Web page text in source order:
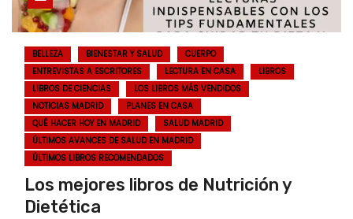
BELLEZA BIENESTAR Y SALUD
CUERPO
ENTREVISTAS A ESCRITORES
LECTURA EN CASA
LIBROS
LIBROS DE CIENCIAS
LOS LIBROS MÁS VENDIDOS
NOTICIAS MADRID
PLANES EN CASA
QUÉ HACER HOY EN MADRID
SALUD MADRID
ÚLTIMOS AVANCES DE SALUD EN MADRID
ÚLTIMOS LIBROS RECOMENDADOS
Los mejores libros de Nutrición y
Dietética